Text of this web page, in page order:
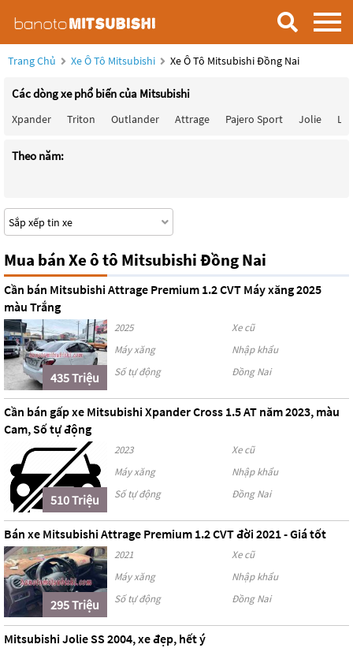
Trang Chủ Xe Ô Tô Mitsubishi Xe Ô Tô Mitsubishi Đồng Nai
Các dòng xe phổ biến của Mitsubishi
Xpander Triton Outlander Attrage Pajero Sport Jolie
Theo năm:
Mua bán Xe ô tô Mitsubishi Đồng Nai
Cần bán Mitsubishi Attrage Premium 1.2 CVT Máy xăng 2025
màu Trắng
435 Triệu
2025
Xe cũ
Máy xăng
Nhập khẩu
Số tự động
Đồng Nai
Cần bán gấp xe Mitsubishi Xpander Cross 1.5 AT năm 2023, màu
Cam, Số tự động
510 Triệu
2023
Xe cũ
Máy xăng
Nhập khẩu
Số tự động
Đồng Nai
Bán xe Mitsubishi Attrage Premium 1.2 CVT đời 2021 - Giá tốt
295 Triệu
2021
Xe cũ
Máy xăng
Nhập khẩu
Số tự động
Đồng Nai
Mitsubishi Jolie SS 2004, xe đẹp, hết ý